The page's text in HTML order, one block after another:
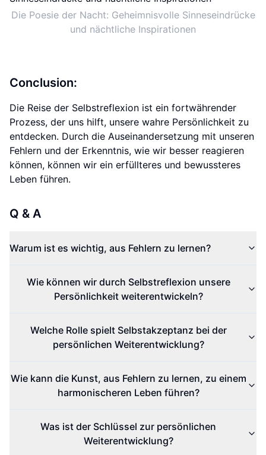
Die Poesie der Nacht: Geheimnisvolle Sinneseindrücke
und nächtliche Inspirationen
Conclusion:
Die Reise der Selbstreflexion ist ein fortwährender
Prozess, der uns hilft, unsere wahre Persönlichkeit zu
entdecken. Durch die Auseinandersetzung mit unseren
Fehlern und der Erkenntnis, wie wir besser reagieren
können, können wir ein erfüllteres und bewussteres
Leben führen.
Q & A
Warum ist es wichtig, aus Fehlern zu lernen?
Wie können wir durch Selbstreflexion unsere
Persönlichkeit weiterentwickeln?
Welche Rolle spielt Selbstakzeptanz bei der
persönlichen Weiterentwicklung?
Wie kann die Kunst, aus Fehlern zu lernen, zu einem
harmonischeren Leben führen?
Was ist der Schlüssel zur persönlichen
Weiterentwicklung?